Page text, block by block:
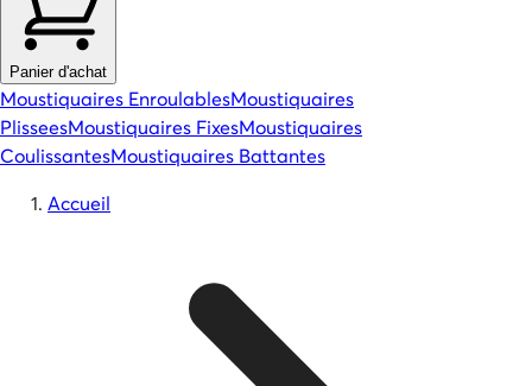
Panier d'achat
Moustiquaires EnroulablesMoustiquaires
PlisseesMoustiquaires FixesMoustiquaires
CoulissantesMoustiquaires Battantes
Accueil